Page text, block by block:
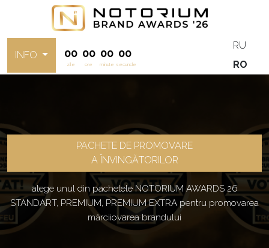
INFO 00
zile
00
ore
00
minute
00
secunde
RU
RO
PACHETE DE PROMOVARE
A ÎNVINGĂTORILOR
alege unul din pachetele NOTORIUM AWARDS 26
STANDART, PREMIUM, PREMIUM EXTRA pentru promovarea
mărciiovarea brandului